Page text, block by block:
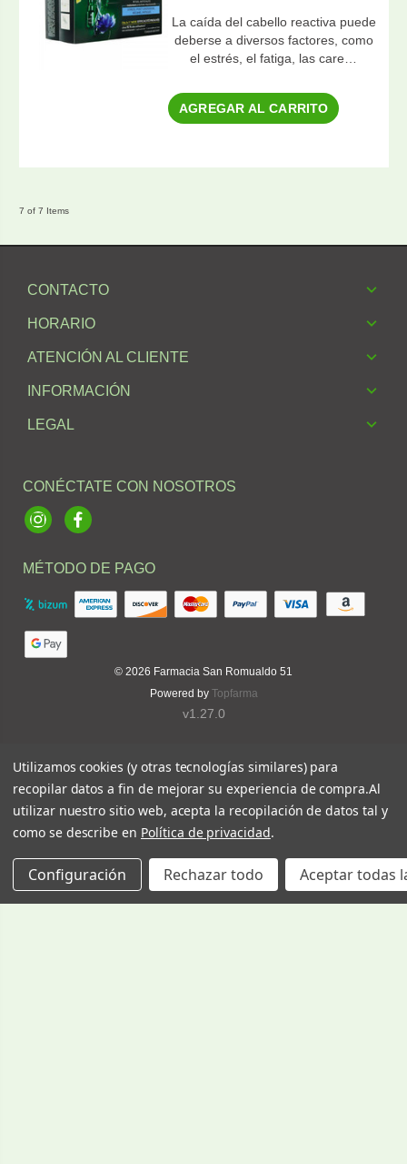
La caída del cabello reactiva puede
deberse a diversos factores, como
el estrés, el fatiga, las care…
AGREGAR AL CARRITO
7 of 7 Items
CONTACTO
HORARIO
ATENCIÓN AL CLIENTE
INFORMACIÓN
LEGAL
CONÉCTATE CON NOSOTROS
InstagramFacebook
MÉTODO DE PAGO
© 2026 Farmacia San Romualdo 51
Powered by Topfarma
v1.27.0
Utilizamos cookies (y otras tecnologías similares) para
recopilar datos a fin de mejorar su experiencia de compra.Al
utilizar nuestro sitio web, acepta la recopilación de datos tal y
como se describe en Política de privacidad.
Configuración Rechazar todo Aceptar todas